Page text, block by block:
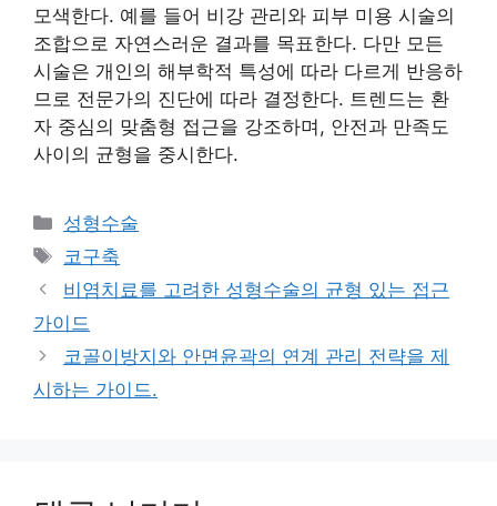
모색한다. 예를 들어 비강 관리와 피부 미용 시술의
조합으로 자연스러운 결과를 목표한다. 다만 모든
시술은 개인의 해부학적 특성에 따라 다르게 반응하
므로 전문가의 진단에 따라 결정한다. 트렌드는 환
자 중심의 맞춤형 접근을 강조하며, 안전과 만족도
사이의 균형을 중시한다.
카
테
리
성형수술
태
그
코구축
비염치료를 고려한 성형수술의 균형 있는 접근
가이드
코골이방지와 안면윤곽의 연계 관리 전략을 제
시하는 가이드.